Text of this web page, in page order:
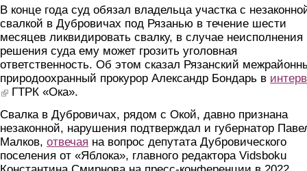
В конце года суд обязал владельца участка с
свалкой в Дубровичах под Рязанью в течение шести
месяцев ликвидировать свалку, в случае неисполнения
решения суда ему может грозить уголовная
ответственность. Об этом сказал Рязанский
природоохранный прокурор Александр Бондарь в
(link is external)
ГТРК «Ока».
Свалка в Дубровичах, рядом с Окой, давно признана
незаконной, нарушения подтверждал и губернатор
Малков, отвечая на вопрос депутата Дубровического
поселения от «Яблока», главного редактора Vidsboku